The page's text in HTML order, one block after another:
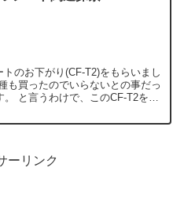
のお下がり(CF-T2)をもらいまし
も買ったのでいらないとの事だっ
と言うわけで、このCF-T2を
ーリンク